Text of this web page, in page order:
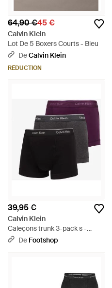
64,90 €45 €
Calvin Klein
Lot De 5 Boxers Courts - Bleu
DeCalvin Klein
RÉDUCTION
39,95 €
Calvin Klein
Caleçons trunk 3-pack s -
Violet
De Footshop